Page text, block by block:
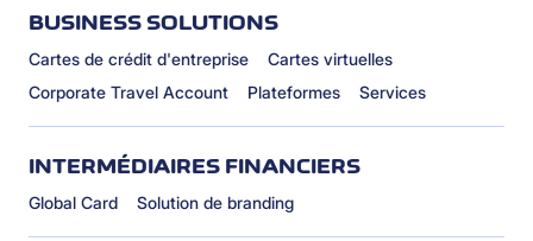
BUSINESS SOLUTIONS
Cartes de crédit d'entreprise
Cartes virtuelles
Corporate Travel Account
Plateformes Services
INTERMÉDIAIRES FINANCIERS
Global Card Solution de branding